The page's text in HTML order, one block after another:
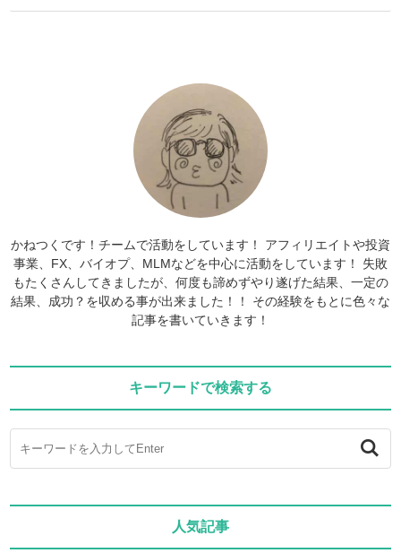
かねつくです！チームで活動をしています！ アフィリエイトや投資
事業、FX、バイオプ、MLMなどを中心に活動をしています！ 失敗
もたくさんしてきましたが、何度も諦めずやり遂げた結果、一定の
結果、成功？を収める事が出来ました！！ その経験をもとに色々な
記事を書いていきます！
キーワードで検索する
人気記事